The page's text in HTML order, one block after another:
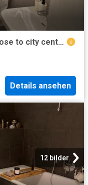
Wonderful and nice apartment close to city center Stuttgart, Stuttgart Amsterdam Apartments for Rent
Details ansehen
12 bilder